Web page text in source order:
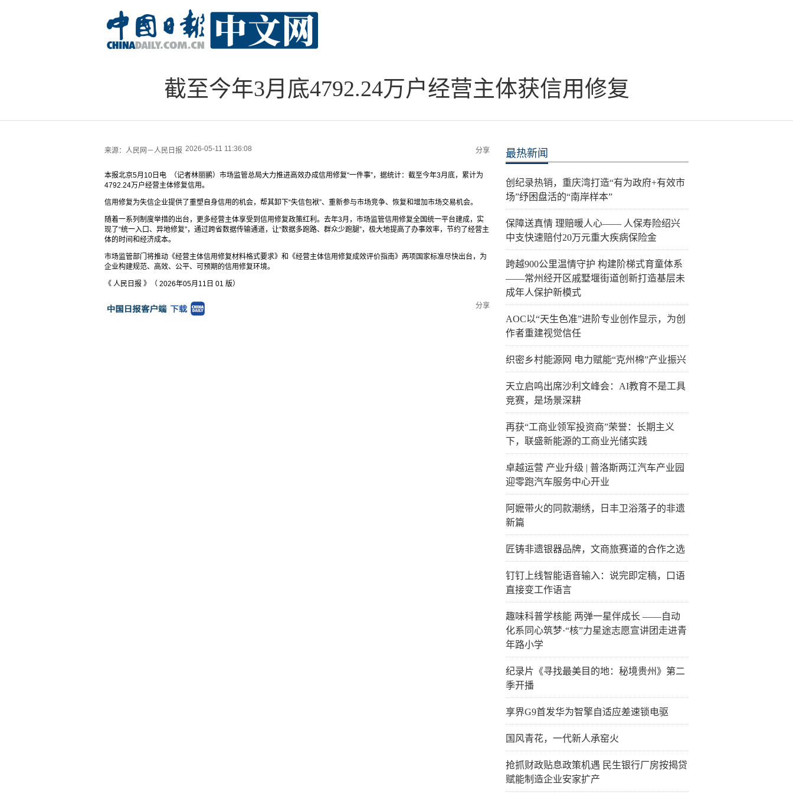
截至今年3月底4792.24万户经营主体获信用修复
来源： 人民网－人民日报 2026-05-11 11:36:08 分享
本报北京5月10日电 （记者林丽鹂）市场监管总局大力推进高效办成信用修复“一件事”，据统计：截至今年3月底，累计为
4792.24万户经营主体修复信用。
信用修复为失信企业提供了重塑自身信用的机会，帮其卸下“失信包袱”、重新参与市场竞争、恢复和增加市场交易机会。
随着一系列制度举措的出台，更多经营主体享受到信用修复政策红利。去年3月，市场监管信用修复全国统一平台建成，实
现了“统一入口、异地修复”，通过跨省数据传输通道，让“数据多跑路、群众少跑腿”，极大地提高了办事效率，节约了经营主
体的时间和经济成本。
市场监管部门将推动《经营主体信用修复材料格式要求》和《经营主体信用修复成效评价指南》两项国家标准尽快出台，为
企业构建规范、高效、公平、可预期的信用修复环境。
《 人民日报 》（ 2026年05月11日 01 版）
分享
最热新闻
创纪录热销，重庆湾打造“有为政府+有效市
场”纾困盘活的“南岸样本”
保障送真情 理赔暖人心—— 人保寿险绍兴
中支快速赔付20万元重大疾病保险金
跨越900公里温情守护 构建阶梯式育童体系
——常州经开区戚墅堰街道创新打造基层未
成年人保护新模式
AOC以“天生色准”进阶专业创作显示，为创
作者重建视觉信任
织密乡村能源网 电力赋能“克州棉”产业振兴
天立启鸣出席沙利文峰会：AI教育不是工具
竞赛，是场景深耕
再获“工商业领军投资商”荣誉：长期主义
下，联盛新能源的工商业光储实践
卓越运营 产业升级 | 普洛斯两江汽车产业园
迎零跑汽车服务中心开业
阿嬷带火的同款潮绣，日丰卫浴落子的非遗
新篇
匠铸非遗银器品牌，文商旅赛道的合作之选
钉钉上线智能语音输入：说完即定稿，口语
直接变工作语言
趣味科普学核能 两弹一星伴成长 ——自动
化系同心筑梦·“核”力星途志愿宣讲团走进青
年路小学
纪录片《寻找最美目的地：秘境贵州》第二
季开播
享界G9首发华为智擎自适应差速锁电驱
国风青花，一代新人承窑火
抢抓财政贴息政策机遇 民生银行厂房按揭贷
赋能制造企业安家扩产